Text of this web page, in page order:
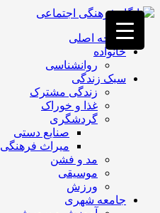
فصد
خون
غرب
تهران
خشکشویی
تصفیه
تهران
صفحه اصلی
خانواده
روانشناسی
سبک زندگی
زندگی مشترک
غذا و خوراک
گردشگری
صنایع دستی
میراث فرهنگی
مد و فشن
موسیقی
ورزش
جامعه شهری